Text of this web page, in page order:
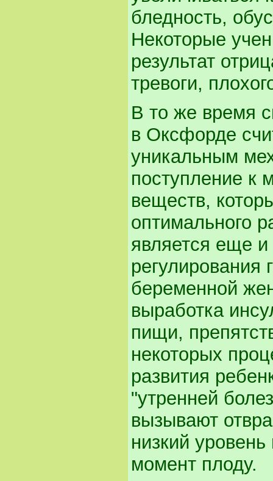
бледность,
Некоторые
результат
тревоги,
В то же время
в Оксфорде
уникальным
поступление к
веществ,
оптимального
является еще
регулирования
беременной
выработка
пищи,
некоторых
развития
"утренней
вызывают
низкий
момент плоду.